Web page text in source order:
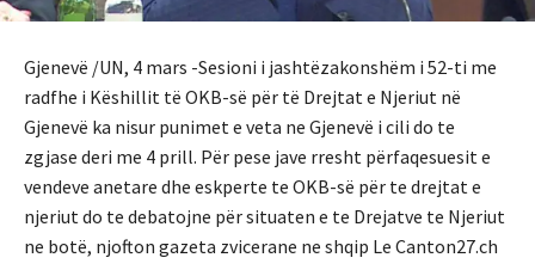
Gjenevë /UN, 4 mars -Sesioni i jashtëzakonshëm i 52-ti me
radfhe i Këshillit të OKB-së për të Drejtat e Njeriut në
Gjenevë ka nisur punimet e veta ne Gjenevë i cili do te
zgjase deri me 4 prill. Për pese jave rresht përfaqesuesit e
vendeve anetare dhe eskperte te OKB-së për te drejtat e
njeriut do te debatojne për situaten e te Drejatve te Njeriut
ne botë, njofton gazeta zvicerane ne shqip Le Canton27.ch